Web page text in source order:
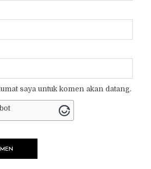
saya untuk komen akan datang.